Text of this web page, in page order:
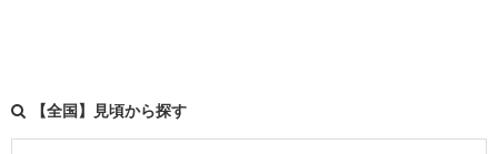
【全国】見頃から探す